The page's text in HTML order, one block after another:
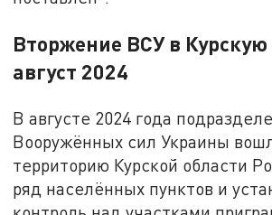
Вторжение ВСУ в Курскую
август 2024
В августе 2024 года
Вооружённых сил Украины
территорию Курской области
ряд населённых пунктов и